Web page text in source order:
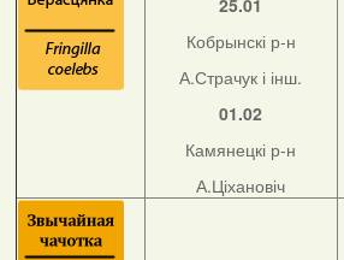
25.01
Кобрынскі р-н
А.Страчук і інш.
01.02
Камянецкі р-н
А.Ціхановіч